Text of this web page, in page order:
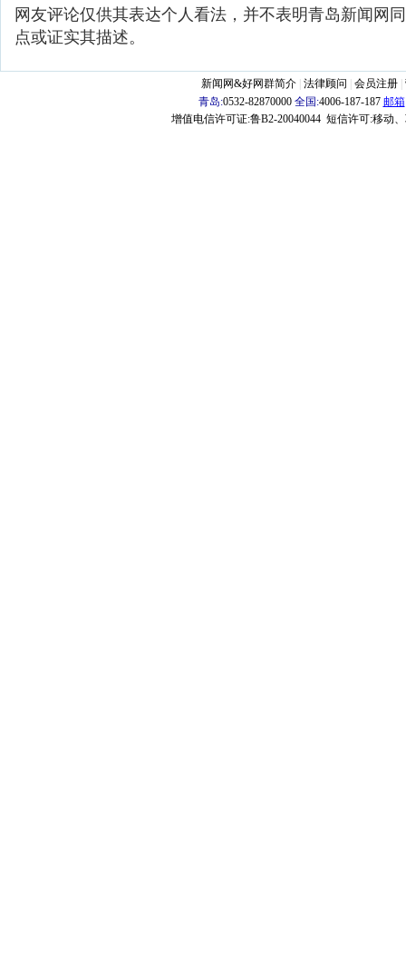
网友评论仅供其表达个人看法，并不表明青岛新闻网
点或证实其描述。